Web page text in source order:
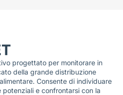
progettato per monitorare in
della grande distribuzione
Consente di individuare
e confrontarsi con la